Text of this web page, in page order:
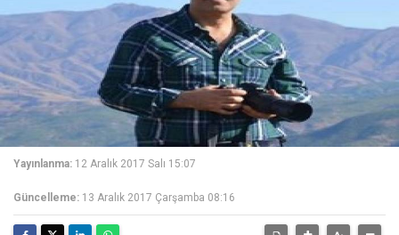
Yayınlanma: 12 Aralık 2017 Salı 15:07
Güncelleme: 13 Aralık 2017 Çarşamba 08:16